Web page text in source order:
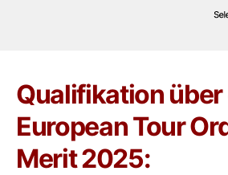
Qualifikation über
European Tour
Merit 2025: